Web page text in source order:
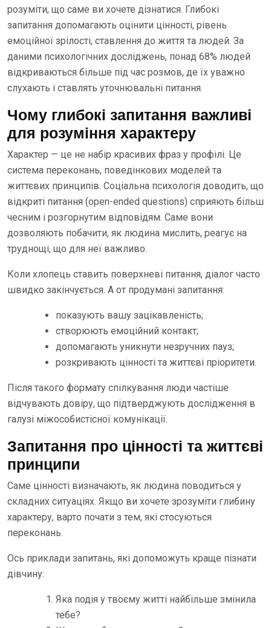
розуміти, що саме ви хочете дізнатися. Глибокі
запитання допомагають оцінити цінності, рівень
емоційної зрілості, ставлення до життя та людей. За
даними психологічних досліджень, понад 68% людей
відкриваються більше під час розмов, де їх уважно
слухають і ставлять уточнювальні питання.
Чому глибокі запитання важливі
для розуміння характеру
Характер — це не набір красивих фраз у профілі. Це
система переконань, поведінкових моделей та
життєвих принципів. Соціальна психологія доводить, що
відкриті питання (open-ended questions) сприяють більш
чесним і розгорнутим відповідям. Саме вони
дозволяють побачити, як людина мислить, реагує на
труднощі, що для неї важливо.
Коли хлопець ставить поверхневі питання, діалог часто
швидко закінчується. А от продумані запитання:
показують вашу зацікавленість;
створюють емоційний контакт;
допомагають уникнути незручних пауз;
розкривають цінності та життєві пріоритети.
Після такого формату спілкування люди частіше
відчувають довіру, що підтверджують дослідження в
галузі міжособистісної комунікації.
Запитання про цінності та життєві
принципи
Саме цінності визначають, як людина поводиться у
складних ситуаціях. Якщо ви хочете зрозуміти глибину
характеру, варто почати з тем, які стосуються
переконань.
Ось приклади запитань, які допоможуть краще пізнати
дівчину:
Яка подія у твоєму житті найбільше змінила
тебе?